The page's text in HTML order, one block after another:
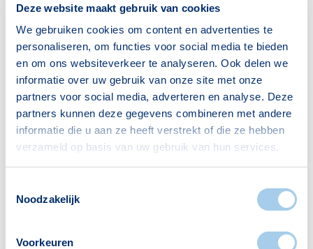
Deze website maakt gebruik van cookies
We gebruiken cookies om content en advertenties te
personaliseren, om functies voor social media te bieden
en om ons websiteverkeer te analyseren. Ook delen we
informatie over uw gebruik van onze site met onze
partners voor social media, adverteren en analyse. Deze
partners kunnen deze gegevens combineren met andere
informatie die u aan ze heeft verstrekt of die ze hebben
verzameld op basis van uw gebruik van hun services.
Noodzakelijk
Voorkeuren
Wil je meer informatie over onze
dienstverlening? Bekijk ons
informatiedocumenthier.
Blijf op de hoogte van het
laatste nieuws over